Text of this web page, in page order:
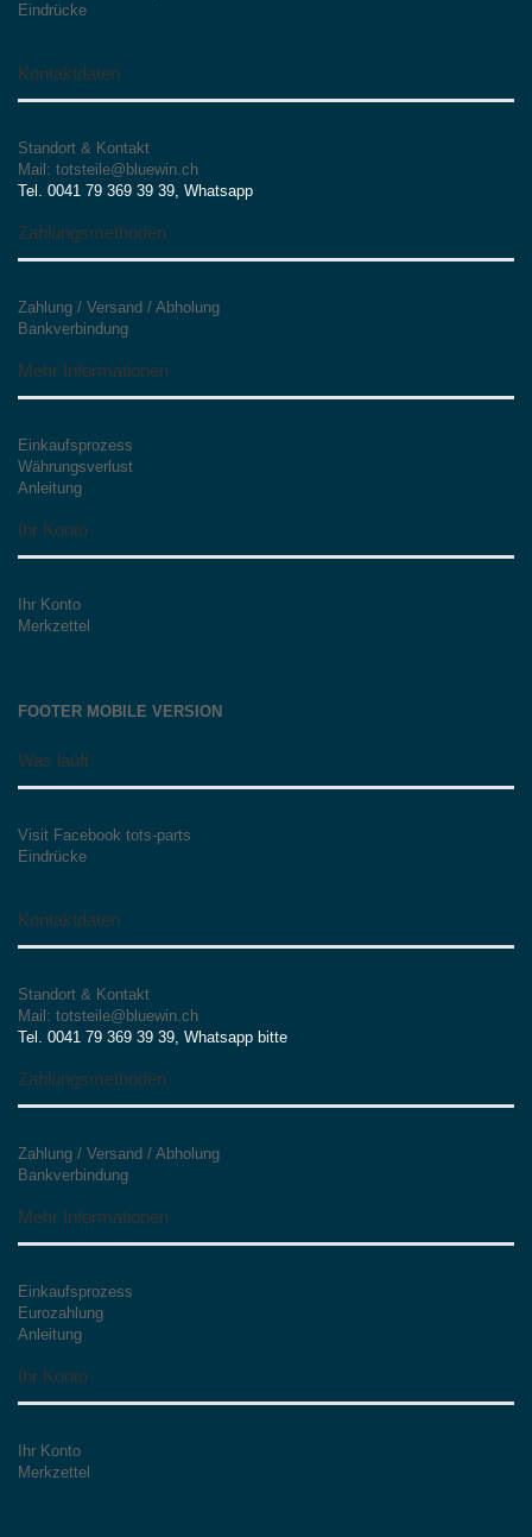
Eindrücke
Kontaktdaten
Standort & Kontakt
Mail: totsteile@bluewin.ch
Tel. 0041 79 369 39 39, Whatsapp
Zahlungsmethoden
Zahlung / Versand / Abholung
Bankverbindung
Mehr Informationen
Einkaufsprozess
Währungsverlust
Anleitung
Ihr Konto
Ihr Konto
Merkzettel
FOOTER MOBILE VERSION
Was läuft
Visit Facebook tots-parts
Eindrücke
Kontaktdaten
Standort & Kontakt
Mail: totsteile@bluewin.ch
Tel. 0041 79 369 39 39, Whatsapp bitte
Zahlungsmethoden
Zahlung / Versand / Abholung
Bankverbindung
Mehr Informationen
Einkaufsprozess
Eurozahlung
Anleitung
Ihr Konto
Ihr Konto
Merkzettel